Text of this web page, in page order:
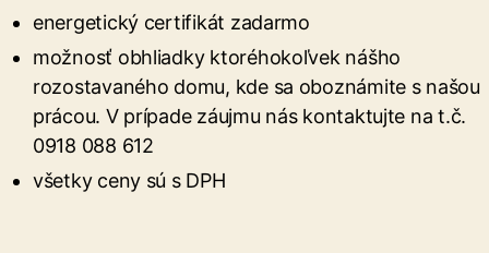
energetický certifikát zadarmo
možnosť obhliadky ktoréhokoľvek nášho
rozostavaného domu, kde sa oboznámite s našou
prácou. V prípade záujmu nás kontaktujte na t.č.
0918 088 612
všetky ceny sú s DPH